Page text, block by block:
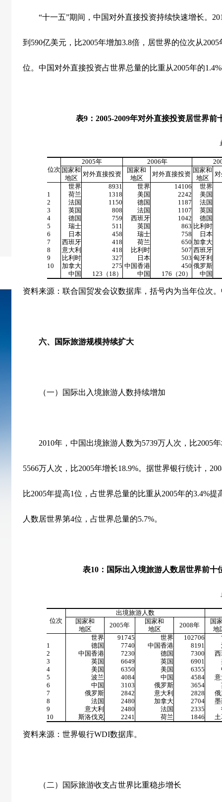
“十一五”期间，中国对外直接投资持续快速增长。
到 590亿美元，比2005年增加3.8倍，居世界的位次从2005
位。中国对外直接投资占世界总量的比重从2005年的1.4%
表9： 2005-2009年对外直接投资居世界前
单位：亿
位次
2005年 2006年
国家和
地区
对外直接投资
国家和
地区
对外直接投资
国家和
地区
世界
8931 世界 14106
世界
1
荷兰 1318 美国 2242
美国
2
法国 1150 德国 1187
法国
3
英国 808 法国 1107
英国
4
德国 759 西班牙 1042
德国
5
瑞士 511 英国 863 比利时
6
日本 458 瑞士 758
日本
7
西班牙 418 荷兰 650 加拿大
8
意大利 418 比利时 507 西班牙
9
比利时 327 日本 503 匈牙利
10
加拿大 275 中国香港 450 俄罗斯
中国
123 （ 18 ） 中国 176 （20 ） 中国
资料来源：联合国贸发会议数据库，括号内为当年位次
六、国际旅游规模持续扩大
（一）国际出入境旅游人数持续增加
2010年，中国出境旅游人数为5739万人次，比2005
5566万人次，比2005年增长18.9%。据世界银行统计，
比2005年提高1位，占世界总量的比重从2005年的3.4%提
人数居世界第4位，占世界总量的5.7%。
表10 ：国际出入境旅游人数居世界前十
单位：万
位次
出境旅游人数
国家和
地区
2005年
国家和
地区
2008年
国
地
世界
91745 世界 102706
1
德国 7740 中国香港 8191
2
中国香港 7230 德国 7300
3
英国 6649 英国 6901
4
美国 6350 美国 6355
5
波兰 4084 中国 4584
6
中国 3103 俄罗斯 3654
7
俄罗斯 2842 意大利 2828
8
法国 2480 加拿大 2704
9
意大利 2480 法国 2335
10
斯洛伐克 2241 荷兰 1846
资料来源：世界银行WDI数据库。
（二）国际旅游收支占世界比重稳步增长